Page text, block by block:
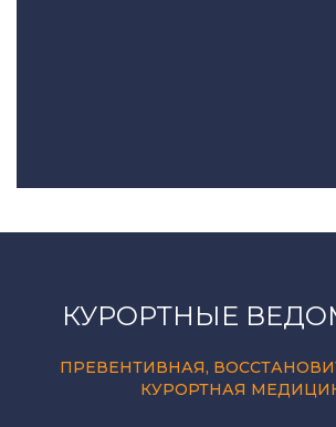
КУРОРТНЫЕ
ПРЕВЕНТИВНАЯ,
КУРОРТНАЯ